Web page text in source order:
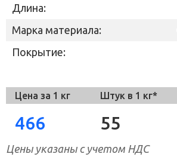
Длина:
Марка материала:
Покрытие:
Цена за 1 кг Штук в 1 кг*
466 55
Цены указаны с учетом НДС